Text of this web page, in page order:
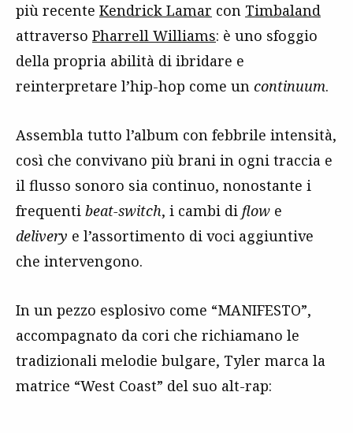
più recente Kendrick Lamar con Timbaland
attraverso Pharrell Williams: è uno sfoggio
della propria abilità di ibridare e
reinterpretare l’hip-hop come un continuum.
Assembla tutto l’album con febbrile intensità,
così che convivano più brani in ogni traccia e
il flusso sonoro sia continuo, nonostante i
frequenti beat-switch, i cambi di flow e
delivery e l’assortimento di voci aggiuntive
che intervengono.
In un pezzo esplosivo come “MANIFESTO”,
accompagnato da cori che richiamano le
tradizionali melodie bulgare, Tyler marca la
matrice “West Coast” del suo alt-rap: